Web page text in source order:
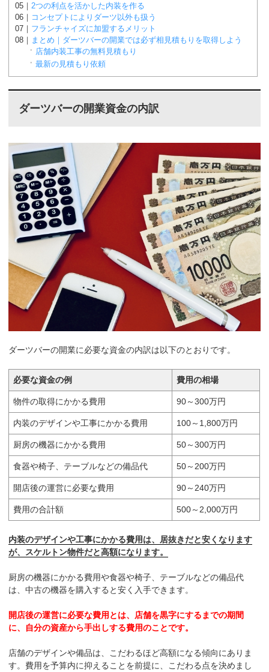
2つの利点を活かした内装を作る
コンセプトによりダーツ以外も扱う
フランチャイズに加盟するメリット
まとめ｜ダーツバーの開業では必ず相見積もりを取得しよう
店舗内装工事の無料見積もり
最新の見積もり依頼
ダーツバーの開業資金の内訳
ダーツバーの開業に必要な資金の内訳は以下のとおりです。
必要な資金の例 費用の相場
物件の取得にかかる費用 90～300万円
内装のデザインや工事にかかる費用 100～1,800万円
厨房の機器にかかる費用 50～300万円
食器や椅子、テーブルなどの備品代 50～200万円
開店後の運営に必要な費用 90～240万円
費用の合計額 500～2,000万円
内装のデザインや工事にかかる費用は、居抜きだと安くなります
が、スケルトン物件だと高額になります。
厨房の機器にかかる費用や食器や椅子、テーブルなどの備品代
は、中古の機器を購入すると安く入手できます。
開店後の運営に必要な費用とは、店舗を黒字にするまでの期間
に、自分の資産から手出しする費用のことです。
店舗のデザインや備品は、こだわるほど高額になる傾向にありま
す。費用を予算内に抑えることを前提に、こだわる点を決めまし